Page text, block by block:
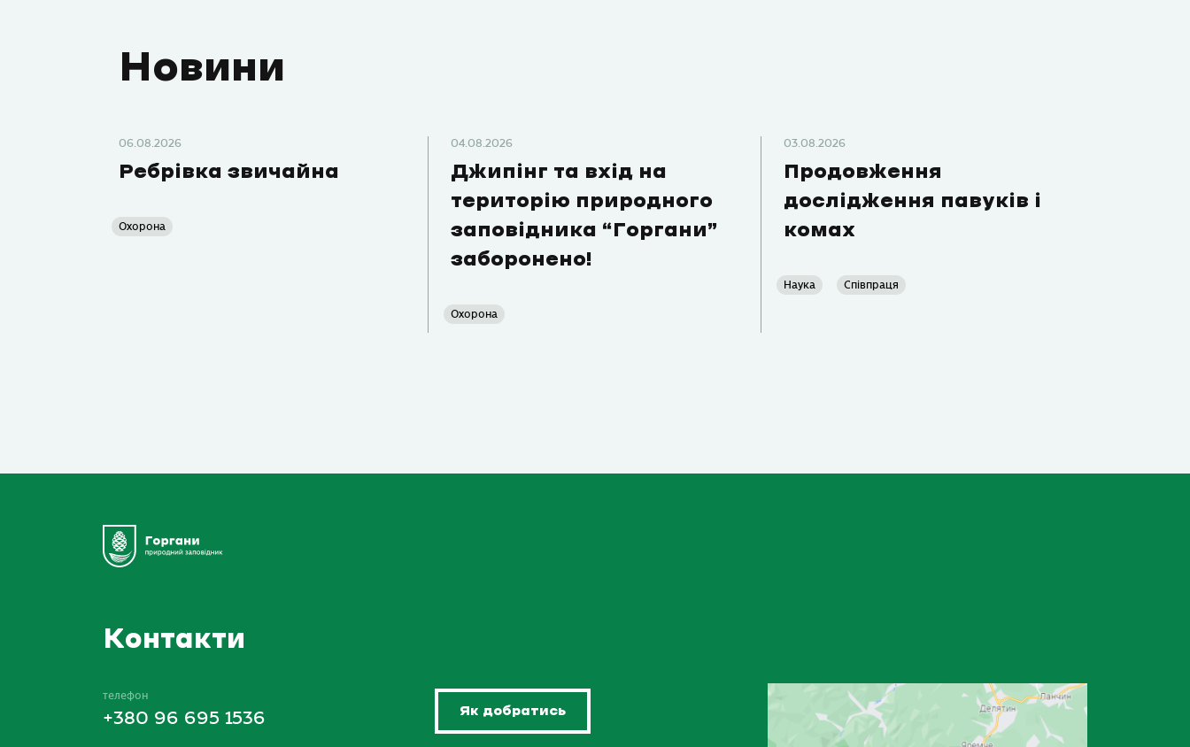
Новини
06.08.2026
Ребрівка звичайна
Охорона
04.08.2026
Джипінг та вхід на
територію природного
заповідника “Горгани”
заборонено!
Охорона
03.08.2026
Продовження
дослідження павуків і
комах
Наука Співпраця
Контакти
телефон
+380 96 695 1536 Як добратись